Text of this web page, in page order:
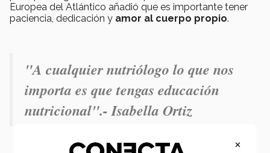
Europea del Atlántico añadió que es importante tener
paciencia, dedicación y amor al cuerpo propio.
"A cualquier nutriólogo lo que nos
importa es que tengas educación
nutricional".- Isabella Ortiz
×